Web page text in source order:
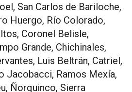
San Carlos de Bariloche,
Huergo, Río Colorado,
Coronel Belisle,
Grande, Chichinales,
Luis Beltrán, Catriel,
Jacobacci, Ramos Mexía,
Ñorquinco, Sierra